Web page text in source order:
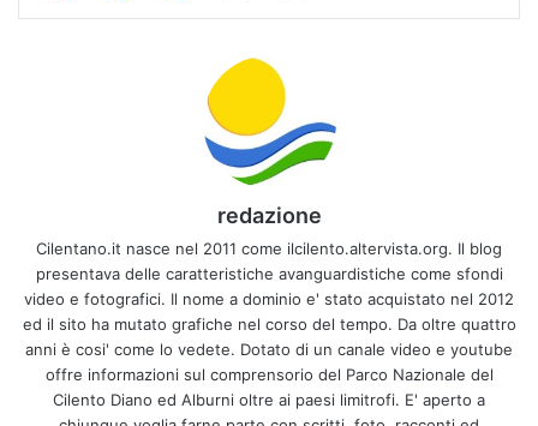
redazione
Cilentano.it nasce nel 2011 come ilcilento.altervista.org. Il blog
presentava delle caratteristiche avanguardistiche come sfondi
video e fotografici. Il nome a dominio e' stato acquistato nel 2012
ed il sito ha mutato grafiche nel corso del tempo. Da oltre quattro
anni è cosi' come lo vedete. Dotato di un canale video e youtube
offre informazioni sul comprensorio del Parco Nazionale del
Cilento Diano ed Alburni oltre ai paesi limitrofi. E' aperto a